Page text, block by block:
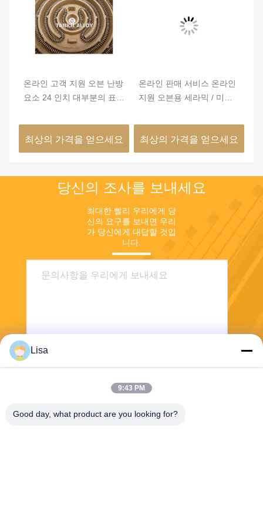
온라인 고객 지원 오븐 난방
요소 24 인치 대부분의 표준
최상의 가격을 얻으세요
온라인 판매 서비스 온라인
지원 오븐용 세라믹 / 미카
최상의 가격을 얻으세요
당신의 조사를 보내세요
최대한 빨리 우리에게 당
신의 요구를 보내면 우리
가 당신에게 대답할 것입
니다.
Lisa
9:43 PM
Good day, what product are you looking for?